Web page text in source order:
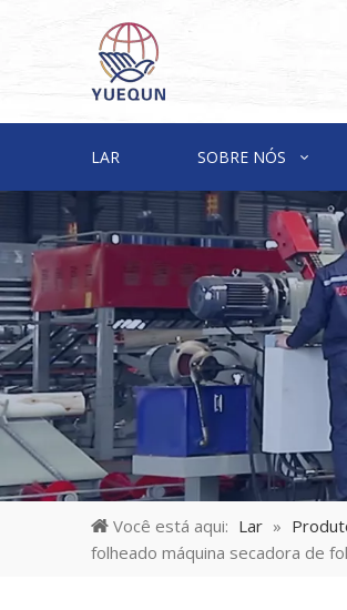
LAR SOBRE NÓS
Você está aqui: Lar »
folheado máquina secadora de